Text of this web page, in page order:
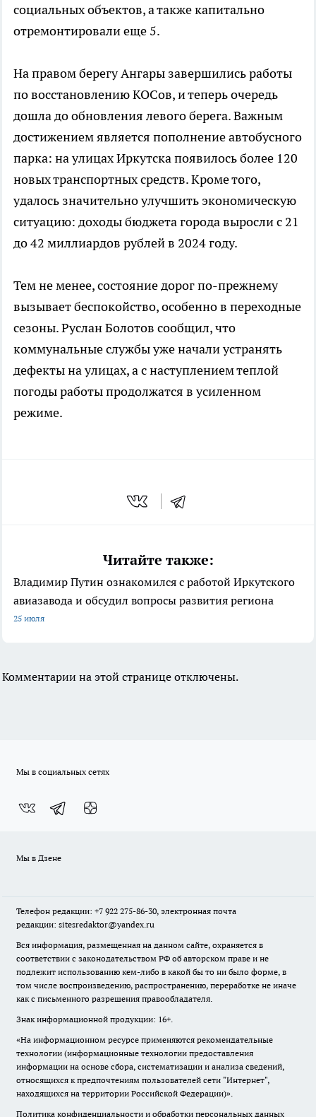
социальных объектов, а также капитально
отремонтировали еще 5.
На правом берегу Ангары завершились работы
по восстановлению КОСов, и теперь очередь
дошла до обновления левого берега. Важным
достижением является пополнение автобусного
парка: на улицах Иркутска появилось более 120
новых транспортных средств. Кроме того,
удалось значительно улучшить экономическую
ситуацию: доходы бюджета города выросли с 21
до 42 миллиардов рублей в 2024 году.
Тем не менее, состояние дорог по-прежнему
вызывает беспокойство, особенно в переходные
сезоны. Руслан Болотов сообщил, что
коммунальные службы уже начали устранять
дефекты на улицах, а с наступлением теплой
погоды работы продолжатся в усиленном
режиме.
Читайте также:
Владимир Путин ознакомился с работой Иркутского
авиазавода и обсудил вопросы развития региона
25 июля
Комментарии на этой странице отключены.
Мы в социальных сетях
Мы в Дзене
Телефон редакции: +7 922 275-86-30, электронная почта
редакции: sitesredaktor@yandex.ru
Вся информация, размещенная на данном сайте, охраняется в
соответствии с законодательством РФ об авторском праве и не
подлежит использованию кем-либо в какой бы то ни было форме, в
том числе воспроизведению, распространению, переработке не иначе
как с письменного разрешения правообладателя.
Знак информационной продукции: 16+.
«На информационном ресурсе применяются рекомендательные
технологии (информационные технологии предоставления
информации на основе сбора, систематизации и анализа сведений,
относящихся к предпочтениям пользователей сети "Интернет",
находящихся на территории Российской Федерации)».
Политика конфиденциальности и обработки персональных данных